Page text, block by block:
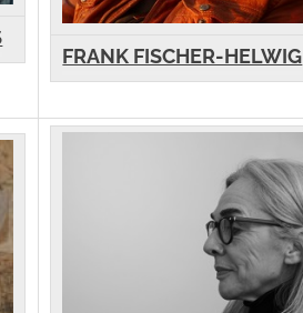
FRANK FISCHER-HELWIG